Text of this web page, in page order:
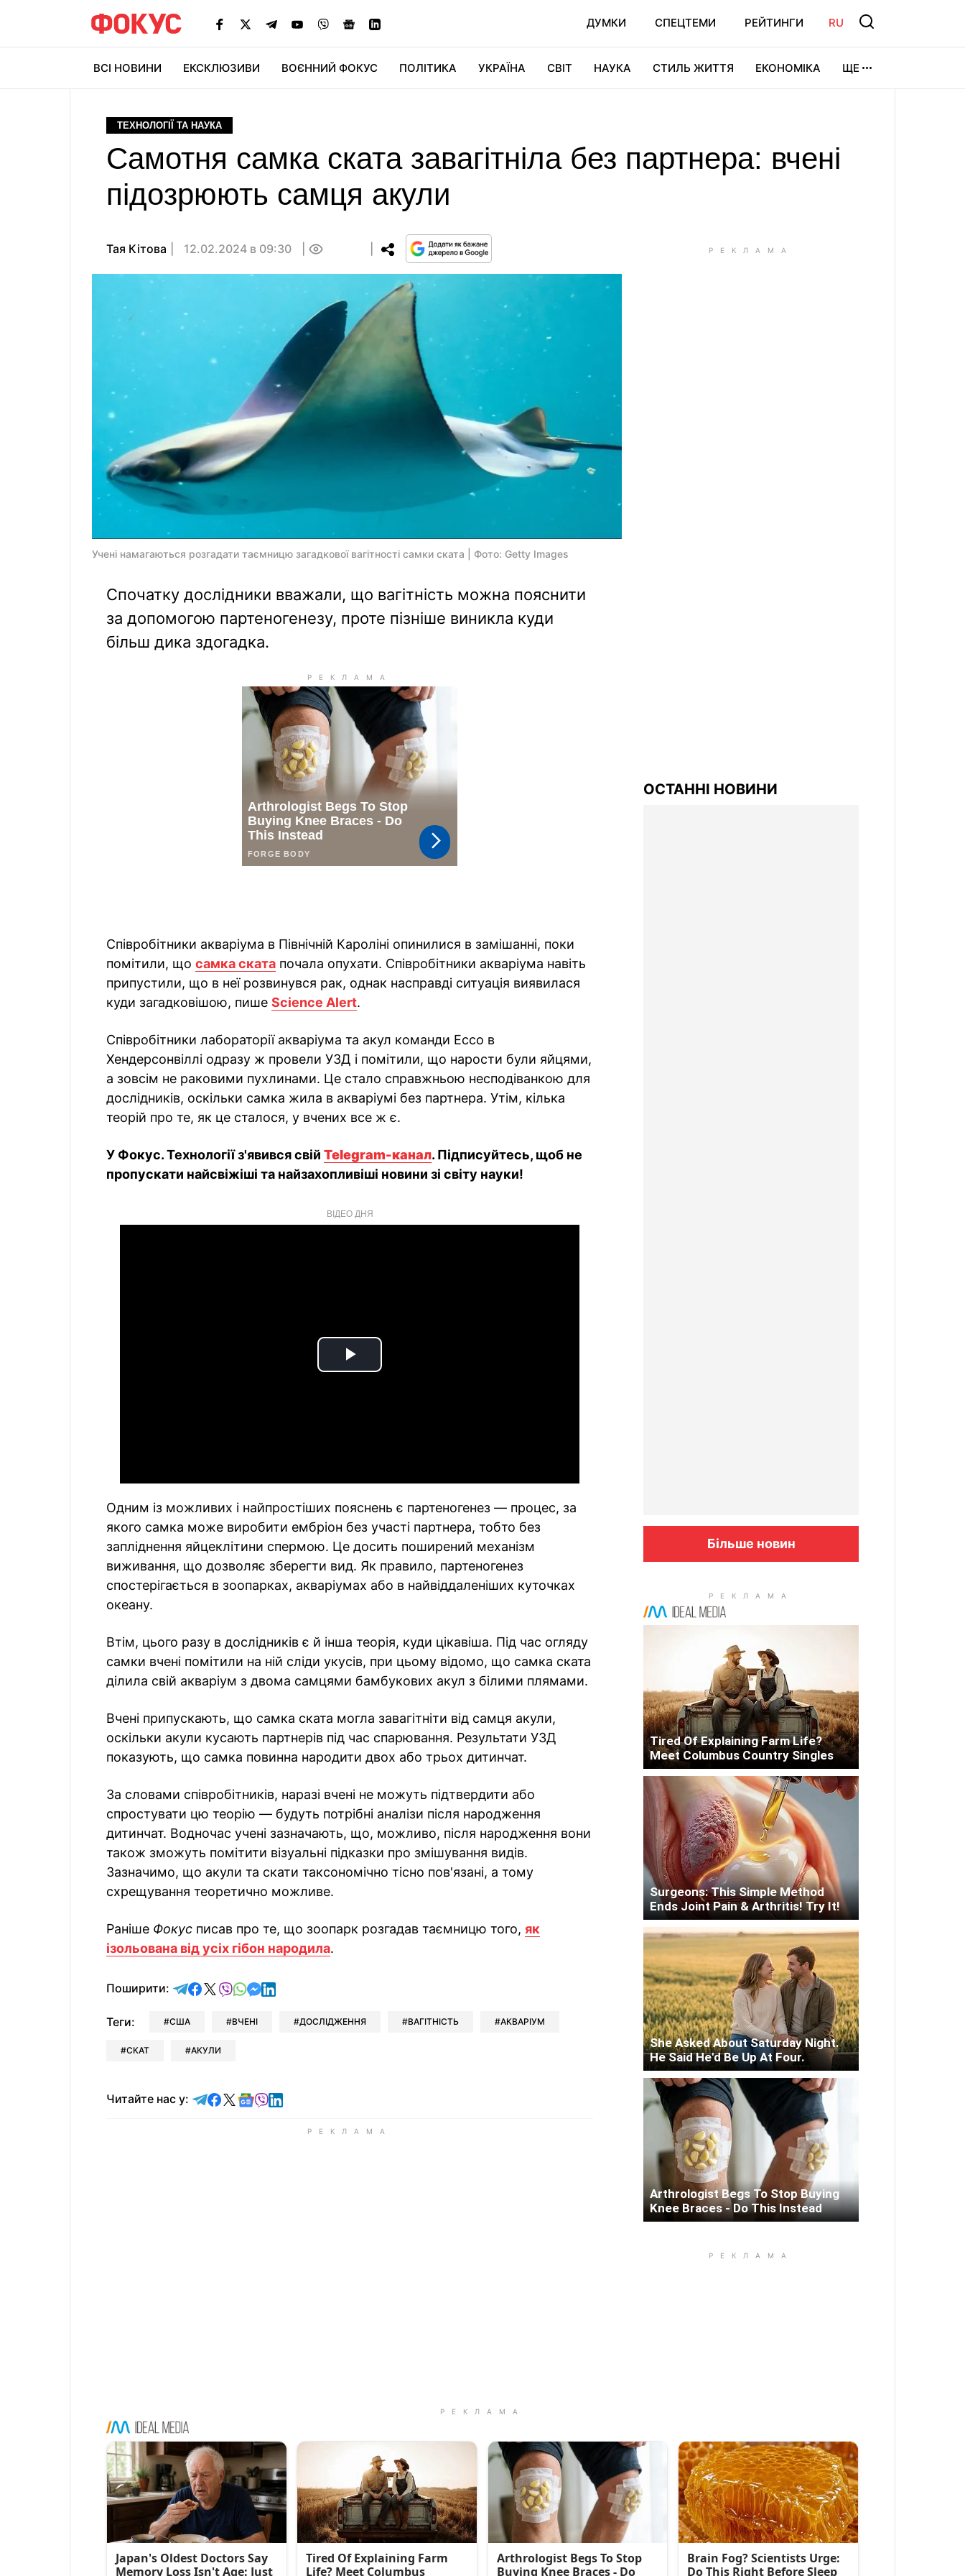
ДУМКИ СПЕЦТЕМИ РЕЙТИНГИ RU
ВСІ НОВИНИ ЕКСКЛЮЗИВИ ВОЄННИЙ ФОКУС ПОЛІТИКА УКРАЇНА СВІТ НАУКА СТИЛЬ ЖИТТЯ ЕКОНОМІКА ЩЕ
ТЕХНОЛОГІЇ ТА НАУКА
Самотня самка ската завагітніла без партнера: вчені
підозрюють самця акули
Тая Кітова 12.02.2024 в 09:30
Учені намагаються розгадати таємницю загадкової вагітності самки ската | Фото: Getty Images
Спочатку дослідники вважали, що вагітність можна пояснити
за допомогою партеногенезу, проте пізніше виникла куди
більш дика здогадка.
Співробітники акваріума в Північній Кароліні опинилися в замішанні, поки
помітили, що самка ската почала опухати. Співробітники акваріума навіть
припустили, що в неї розвинувся рак, однак насправді ситуація виявилася
куди загадковішою, пише Science Alert.
Співробітники лабораторії акваріума та акул команди Ecco в
Хендерсонвіллі одразу ж провели УЗД і помітили, що нарости були яйцями,
а зовсім не раковими пухлинами. Це стало справжньою несподіванкою для
дослідників, оскільки самка жила в акваріумі без партнера. Утім, кілька
теорій про те, як це сталося, у вчених все ж є.
У Фокус. Технології з'явився свій Telegram-канал. Підписуйтесь, щоб не
пропускати найсвіжіші та найзахопливіші новини зі світу науки!
ВІДЕО ДНЯ
Play
Одним із можливих і найпростіших пояснень є партеногенез — процес, за
якого самка може виробити ембріон без участі партнера, тобто без
запліднення яйцеклітини спермою. Це досить поширений механізм
виживання, що дозволяє зберегти вид. Як правило, партеногенез
спостерігається в зоопарках, акваріумах або в найвіддаленіших куточках
океану.
Втім, цього разу в дослідників є й інша теорія, куди цікавіша. Під час огляду
самки вчені помітили на ній сліди укусів, при цьому відомо, що самка ската
ділила свій акваріум з двома самцями бамбукових акул з білими плямами.
Вчені припускають, що самка ската могла завагітніти від самця акули,
оскільки акули кусають партнерів під час спарювання. Результати УЗД
показують, що самка повинна народити двох або трьох дитинчат.
За словами співробітників, наразі вчені не можуть підтвердити або
спростувати цю теорію — будуть потрібні аналізи після народження
дитинчат. Водночас учені зазначають, що, можливо, після народження вони
також зможуть помітити візуальні підказки про змішування видів.
Зазначимо, що акули та скати таксономічно тісно пов'язані, а тому
схрещування теоретично можливе.
Раніше Фокус писав про те, що зоопарк розгадав таємницю того, як
ізольована від усіх гібон народила.
Поширити: відправити у Telegram
поділитись у Facebook
поділитись у X
відправити у Viber
відправити у Whatsapp
відправити у Messenger
відправити у LinkedIn
Теги: США ВЧЕНІ ДОСЛІДЖЕННЯ ВАГІТНІСТЬ АКВАРІУМ
СКАТ АКУЛИ
Читайте нас у: Читайте у Telegram
Читайте у Facebook
Читайте у X
Читайте у Google news
Читайте у Viber
Читайте у LinkedIn
ОСТАННІ НОВИНИ
Більше новин
Tired Of Explaining Farm Life?
Meet Columbus Country Singles
Surgeons: This Simple Method
Ends Joint Pain & Arthritis! Try It!
She Asked About Saturday Night.
He Said He'd Be Up At Four.
Arthrologist Begs To Stop Buying
Knee Braces - Do This Instead